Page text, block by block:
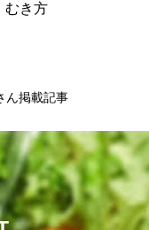
むき方
ん掲載記事